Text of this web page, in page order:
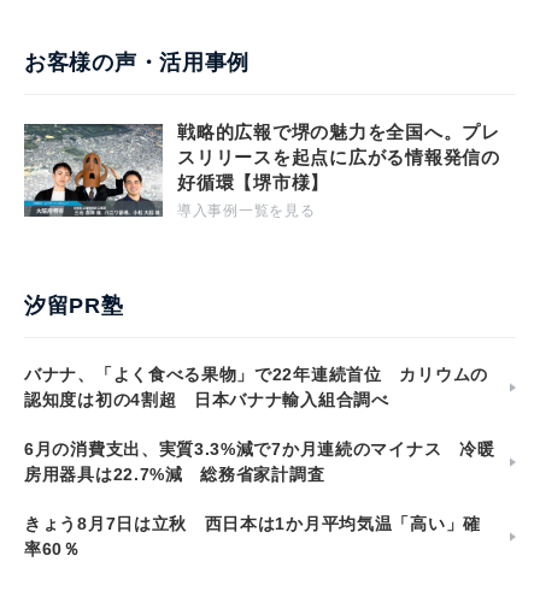
お客様の声・活用事例
戦略的広報で堺の魅力を全国へ。プレ
スリリースを起点に広がる情報発信の
好循環【堺市様】
導入事例一覧を見る
汐留PR塾
バナナ、「よく食べる果物」で22年連続首位 カリウムの
認知度は初の4割超 日本バナナ輸入組合調べ
6月の消費支出、実質3.3%減で7か月連続のマイナス 冷暖
房用器具は22.7%減 総務省家計調査
きょう8月7日は立秋 西日本は1か月平均気温「高い」確
率60％